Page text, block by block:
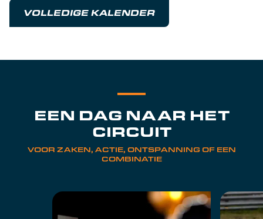
VOLLEDIGE KALENDER
EEN DAG NAAR HET
CIRCUIT
VOOR ZAKEN, ACTIE, ONTSPANNING OF EEN
COMBINATIE